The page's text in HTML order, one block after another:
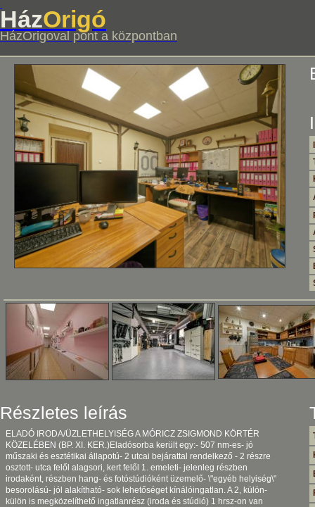
HázOrigó
HázOrigoval pont a központban
Részletes leírás
ELADÓ IRODA/ÜZLETHELYISÉG A MÓRICZ ZSIGMOND KÖRTÉR
KÖZELÉBEN (BP. XI. KER.)Eladósorba került egy:- 507 nm-es- jó
műszaki és esztétikai állapotú- 2 utcai bejárattal rendelkező - 2 részre
osztott- utca felől alagsori, kert felől 1. emeleti- jelenleg részben
irodaként, részben hang- és fotóstúdióként üzemelő- \"egyéb helyiség\"
besorolású- jól alakítható- sok lehetőséget kínálóingatlan. A 2, külön-
külön is megközelíthető ingatlanrész (iroda és stúdió) 1 hrsz-on van